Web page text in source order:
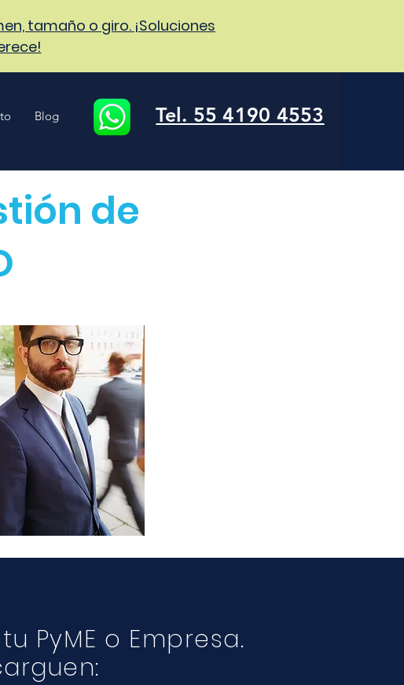
tamaño o giro. ¡Soluciones
Blog Tel. 55 4190 4553
de
PyME o Empresa.